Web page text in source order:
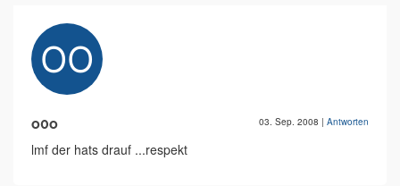
o0o 03. Sep. 2008 | Antworten
lmf der hats drauf ...respekt